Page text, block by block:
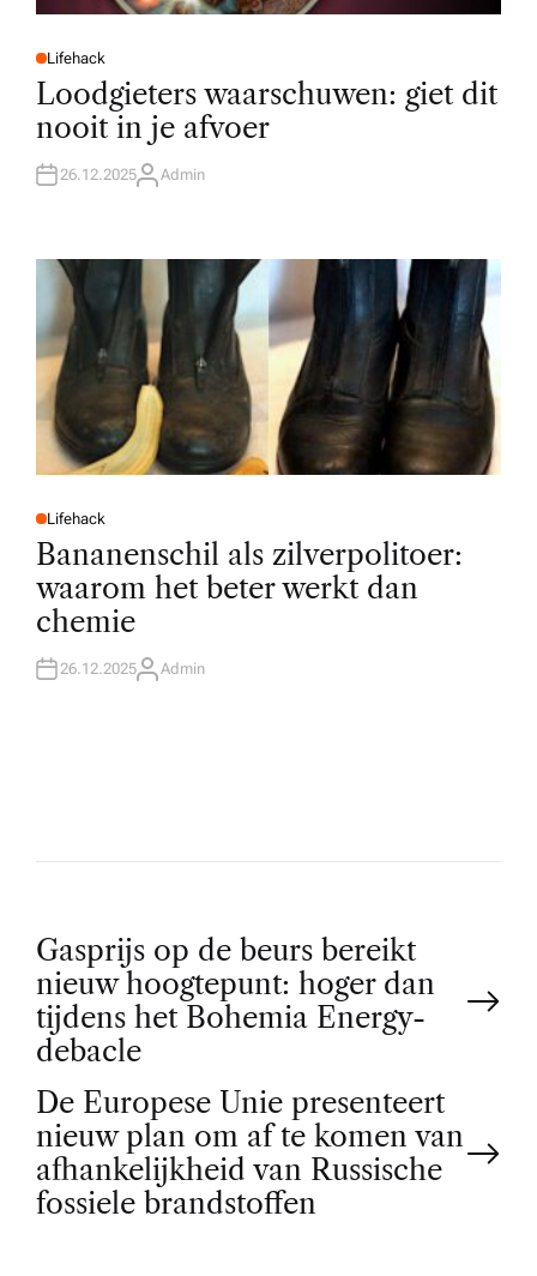
P
O
T
E
D
N
Lifehack
Loodgieters waarschuwen: giet dit
nooit in je afvoer
26.12.2025A
R
Admin
P
O
T
E
D
I
N
Lifehack
Bananenschil als zilverpolitoer:
waarom het beter werkt dan
chemie
26.12.2025A
Admin
P
o
s
t
n
Gasprijs op de beurs bereikt
nieuw hoogtepunt: hoger dan
tijdens het Bohemia Energy-
debacle
De Europese Unie presenteert
nieuw plan om af te komen van
afhankelijkheid van Russische
fossiele brandstoffen